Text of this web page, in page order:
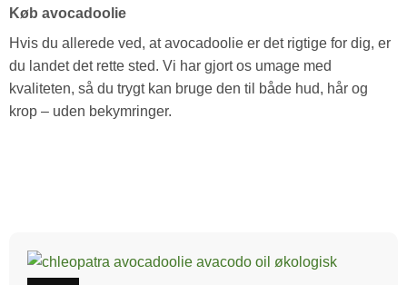
Køb avocadoolie
Hvis du allerede ved, at avocadoolie er det rigtige for dig, er
du landet det rette sted. Vi har gjort os umage med
kvaliteten, så du trygt kan bruge den til både hud, hår og
krop – uden bekymringer.